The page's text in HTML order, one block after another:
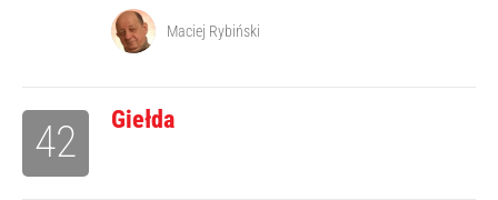
Maciej Rybiński
Giełda
42